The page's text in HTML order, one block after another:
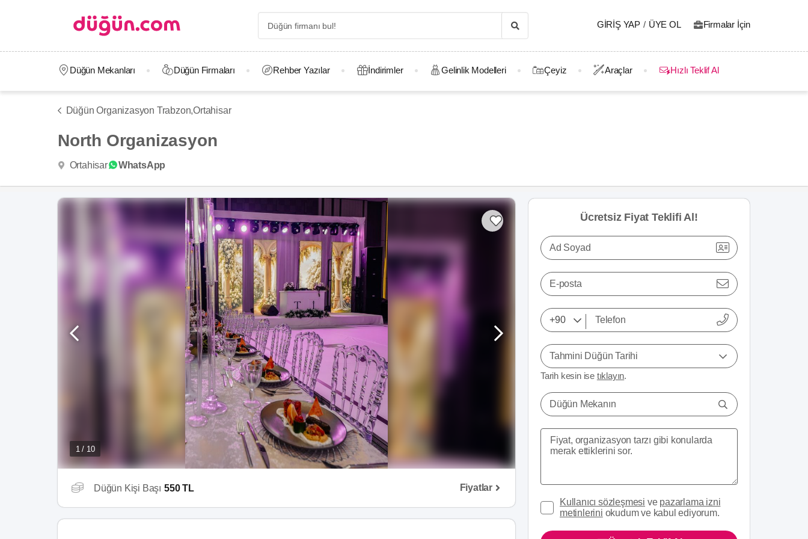
GIRIŞ YAP / ÜYE OL Firmalar İçin
Düğün Mekanları Düğün Firmaları Rehber Yazılar İndirimler Gelinlik Modelleri Çeyiz Araçlar Hızlı Teklif Al
Düğün Organizasyon Trabzon,Ortahisar
North Organizasyon
Ortahisar WhatsApp
1 / 10
Düğün Kişi Başı 550 TL Fiyatlar
Ücretsiz Fiyat Teklifi Al!
Ad Soyad
E-posta
Tahmini Düğün Tarihi
Tarih kesin ise tıklayın.
Düğün Mekanın
Kullanıcı sözleşmesi ve pazarlama izni
metinlerini okudum ve kabul ediyorum.